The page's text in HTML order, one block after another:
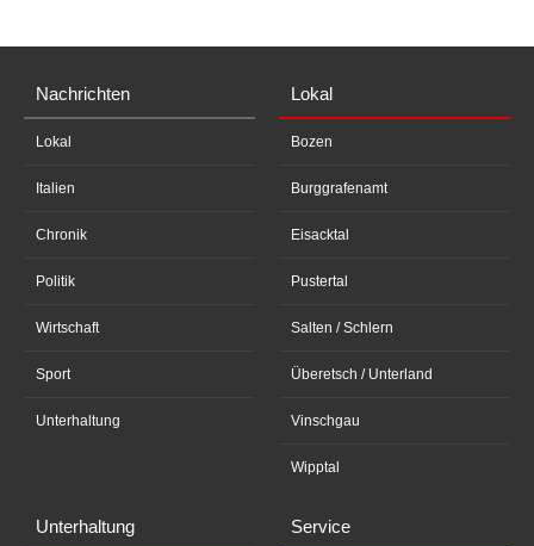
Nachrichten
Lokal
Italien
Chronik
Politik
Wirtschaft
Sport
Unterhaltung
Lokal
Bozen
Burggrafenamt
Eisacktal
Pustertal
Salten / Schlern
Überetsch / Unterland
Vinschgau
Wipptal
Unterhaltung Service